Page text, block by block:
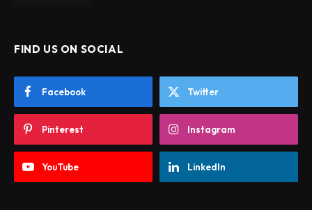
FIND US ON SOCIAL
Facebook Twitter
Pinterest Instagram
YouTube LinkedIn